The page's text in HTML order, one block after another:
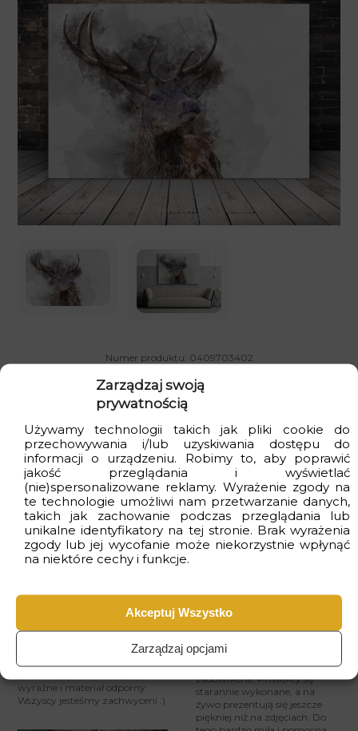
Zarządzaj swoją
prywatnością
Używamy technologii takich jak pliki cookie do
przechowywania i/lub uzyskiwania dostępu do
informacji o urządzeniu. Robimy to, aby poprawić
jakość przeglądania i wyświetlać
(nie)spersonalizowane reklamy. Wyrażenie zgody na
te technologie umożliwi nam przetwarzanie danych,
takich jak zachowanie podczas przeglądania lub
unikalne identyfikatory na tej stronie. Brak wyrażenia
zgody lub jej wycofanie może niekorzystnie wpłynąć
na niektóre cechy i funkcje.
Akceptuj Wszystko
Zarządzaj opcjami
Numer produktu: 0409703402
Kupujesz bezpiecznie: produkt polski i
ekologiczny
Dostawagratisprzy zakupach za min. 399zł
Czas realizacjiod 2 do 4 dniroboczych
Opinie Klientów
Urocza fototapeta
1 sierpnia, 2026
Dzieci same wybrały grafikę i
wyraźne i materiał odporny.
Wszyscy jesteśmy zachwyceni :)
jakość wykonania i dbałość o
którą zamawiam i za każdym
razem jestem równie
zadowolona. Produkty są
starannie wykonane, a na
żywo prezentują się jeszcze
piękniej niż na zdjęciach. Do